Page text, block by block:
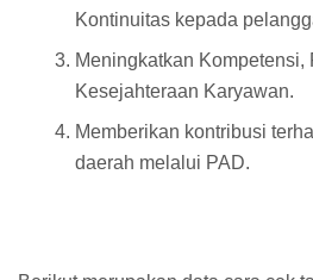
Kontinuitas kepada
Meningkatkan Kompetensi,
Kesejahteraan Karyawan.
Memberikan kontribusi
daerah melalui PAD.